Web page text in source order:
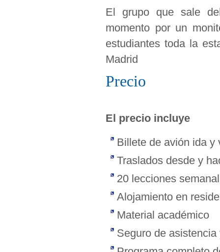
El grupo que sale
momento por un
estudiantes toda la
Madrid
Precio
El precio incluye
Billete de avión ida y
Traslados desde y
20 lecciones
Alojamiento en
Material académico
Seguro de